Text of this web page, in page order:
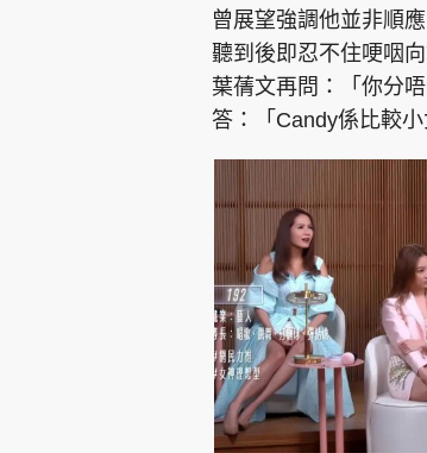
曾展望強調他並非順
聽到後即忍不住哽咽
葉蒨文再問：「你分
答：「Candy係比較